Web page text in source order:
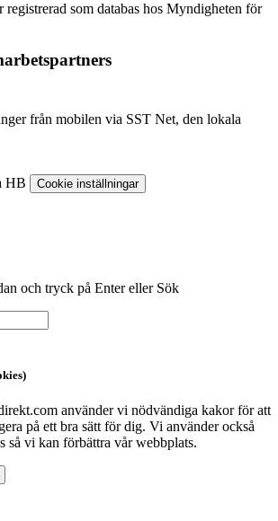
som databas hos Myndigheten för
från mobilen via SST Net, den lokala
HB Cookie inställningar
och tryck på Enter eller Sök
använder vi nödvändiga kakor för att
på ett bra sätt för dig. Vi använder också
så vi kan förbättra vår webbplats.